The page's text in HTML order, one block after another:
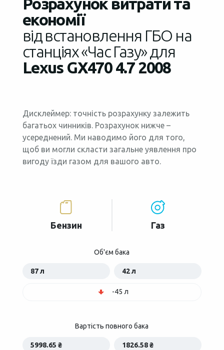
Розрахунок витрати та
економії
від встановлення ГБО на
станціях «Час Газу» для
Lexus GX470 4.7 2008
Дисклеймер: точність розрахунку залежить
багатьох чинників. Розрахунок нижче –
усереднений. Ми наводимо його для того,
щоб ви могли скласти загальне уявлення про
вигоду їзди газом для вашого авто.
Бензин Газ
Об'єм бака
87 л 42 л
-45 л
Вартість повного бака
5998.65 ₴ 1826.58 ₴